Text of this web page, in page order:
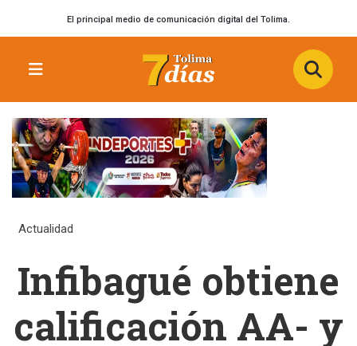
El principal medio de comunicación digital del Tolima.
Actualidad
Infibagué obtiene
calificación AA- y